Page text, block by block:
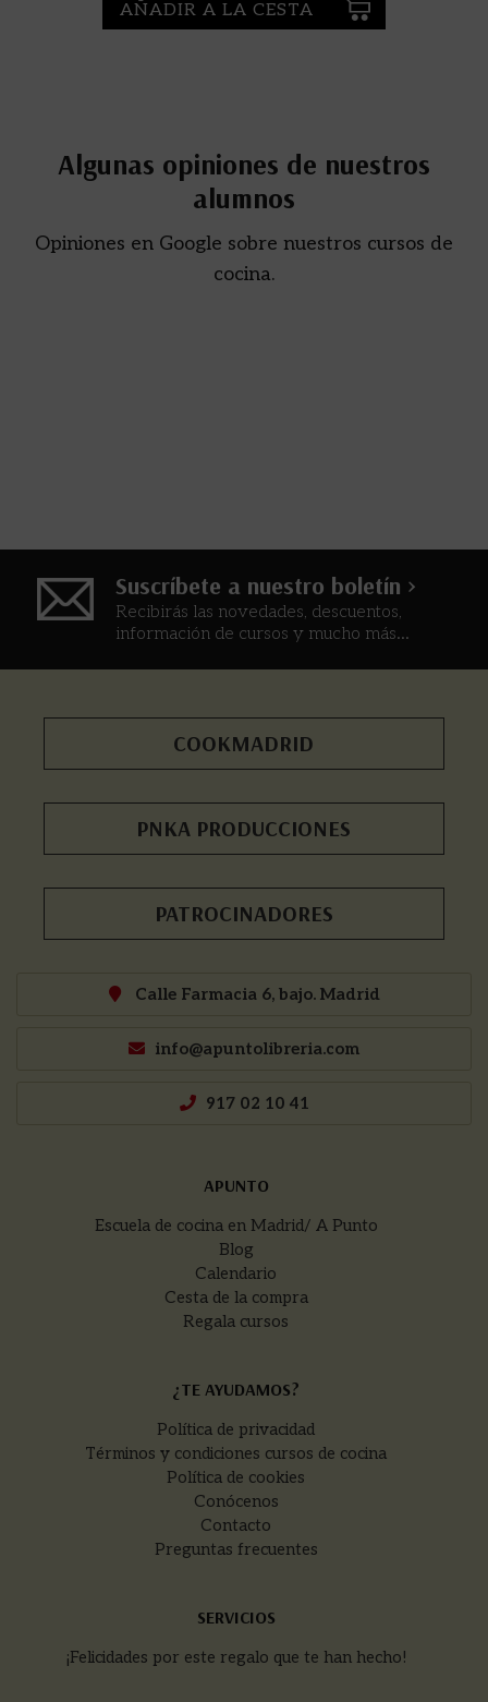
AÑADIR A LA CESTA
Algunas opiniones de nuestros
alumnos
Opiniones en Google sobre nuestros cursos de
cocina.
Suscríbete a nuestro boletín >
Recibirás las novedades, descuentos,
información de cursos y mucho más...
COOKMADRID
PNKA PRODUCCIONES
PATROCINADORES
Calle Farmacia 6, bajo. Madrid
info@apuntolibreria.com
917 02 10 41
APUNTO
Escuela de cocina en Madrid/ A Punto
Blog
Calendario
Cesta de la compra
Regala cursos
¿TE AYUDAMOS?
Política de privacidad
Términos y condiciones cursos de cocina
Política de cookies
Conócenos
Contacto
Preguntas frecuentes
SERVICIOS
¡Felicidades por este regalo que te han hecho!